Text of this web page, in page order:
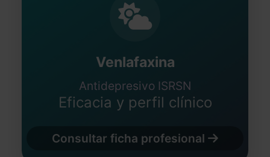
Venlafaxina
Antidepresivo ISRSN
Eficacia y perfil clínico
Consultar ficha profesional